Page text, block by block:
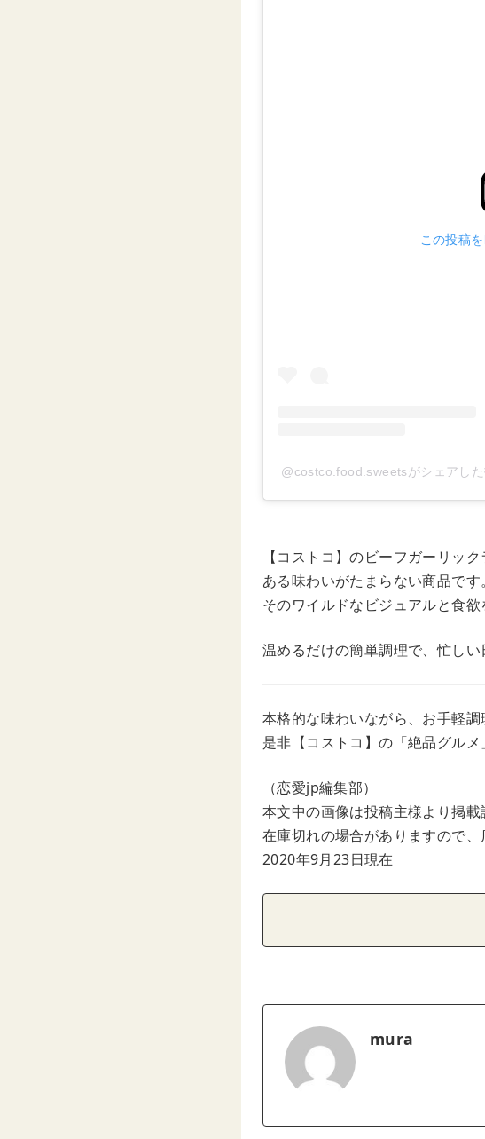
この投稿
@costco.food.sweetsがシェアし
【コストコ】のビーフガーリッ
ある味わいがたまらない商品です。
そのワイルドなビジュアルと食
温めるだけの簡単調理で、忙し
本格的な味わいながら、お手軽調
是非【コストコ】の「絶品グルメ
（恋愛jp編集部）
本文中の画像は投稿主様より掲載
在庫切れの場合がありますので、
2020年9月23日現在
mura